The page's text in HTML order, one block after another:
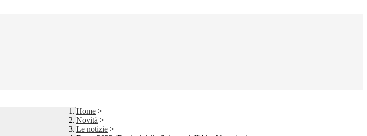
Home >
Novità >
Le notizie >